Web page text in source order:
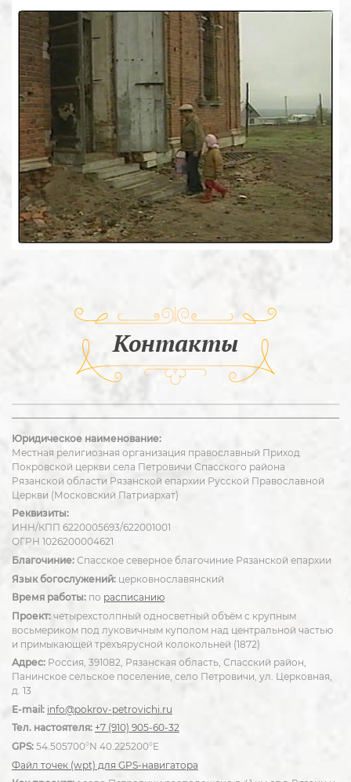
Контакты
Юридическое наименование:
Местная религиозная организация православный Приход
Покровской церкви села Петровичи Спасского района
Рязанской области Рязанской епархии Русской Православной
Церкви (Московский Патриархат)
Реквизиты:
ИНН/КПП 6220005693/622001001
ОГРН 1026200004621
Благочиние: Спасское северное благочиние Рязанской епархии
Язык богослужений: церковнославянский
Время работы: по расписанию
Проект: четырехстолпный односветный объём с крупным
восьмериком под луковичным куполом над центральной частью
и примыкающей трехъярусной колокольней (1872)
Адрес: Россия, 391082, Рязанская область, Спасский район,
Панинское сельское поселение, село Петровичи, ул. Церковная,
д. 13
E-mail: info@pokrov-petrovichi.ru
Тел. настоятеля: +7 (910) 905-60-32
GPS: 54.505700°N 40.225200°E
Файл точек (wpt) для GPS-навигатора